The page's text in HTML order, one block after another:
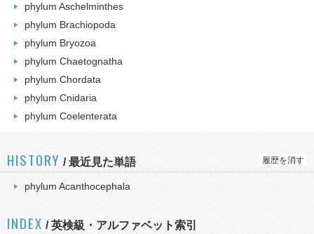
phylum Aschelminthes
phylum Brachiopoda
phylum Bryozoa
phylum Chaetognatha
phylum Chordata
phylum Cnidaria
phylum Coelenterata
HISTORY /最近見た単語 履歴を消す
phylum Acanthocephala
INDEX / 英検級・アルファベット索引